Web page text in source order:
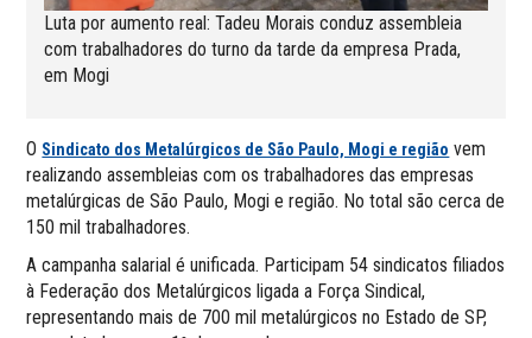
Luta por aumento real: Tadeu Morais conduz assembleia
com trabalhadores do turno da tarde da empresa Prada,
em Mogi
O Sindicato dos Metalúrgicos de São Paulo, Mogi e região vem
realizando assembleias com os trabalhadores das empresas
metalúrgicas de São Paulo, Mogi e região. No total são cerca de
150 mil trabalhadores.
A campanha salarial é unificada. Participam 54 sindicatos filiados
à Federação dos Metalúrgicos ligada a Força Sindical,
representando mais de 700 mil metalúrgicos no Estado de SP,